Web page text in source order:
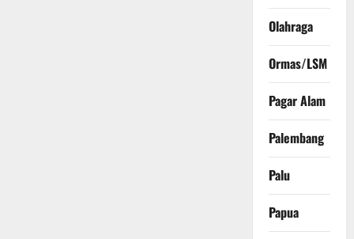
Olahraga
Ormas/LSM
Pagar Alam
Palembang
Palu
Papua